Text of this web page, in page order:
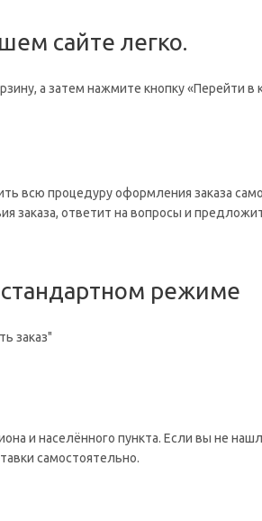
сайте легко.
а затем нажмите кнопку «Перейти в
всю процедуру оформления заказа
заказа, ответит на вопросы и
режиме
заказ"
и населённого пункта. Если вы не
самостоятельно.